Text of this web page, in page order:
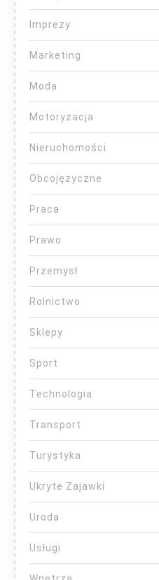
Imprezy
Marketing
Moda
Motoryzacja
Nieruchomości
Obcojęzyczne
Praca
Prawo
Przemysł
Rolnictwo
Sklepy
Sport
Technologia
Transport
Turystyka
Ukryte Zajawki
Uroda
Usługi